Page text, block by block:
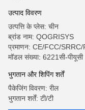
उत्पाद विवरण
उत्पत्ति के प्लेस: चीन
ब्रांड नाम: QOGRISYS
प्रमाणन: CE/FCC/
मॉडल संख्या: 6221सी-पीयूसी
भुगतान और शिपिंग शर्तें
पैकेजिंग विवरण: रील
भुगतान शर्तें: टी/टी